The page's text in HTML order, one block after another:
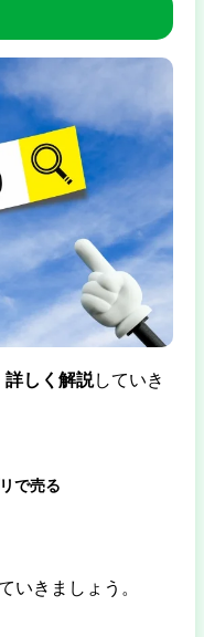
詳しく解説していき
で売る
いきましょう。